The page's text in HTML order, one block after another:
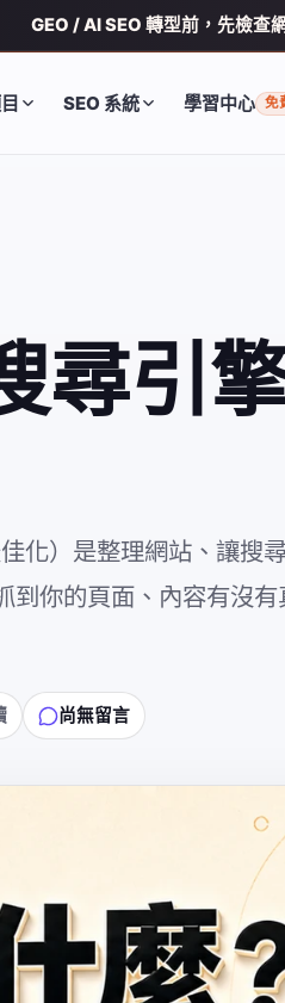
GEO / AI SEO 轉型前，先檢查
SEO 系統 學習中心 免
尋引
）是整理網站、讓搜
你的頁面、內容有沒
尚無留言